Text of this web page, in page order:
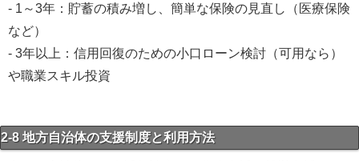
- 1～3年：貯蓄の積み増し、簡単な保険の見直し（医療保険
など）
- 3年以上：信用回復のための小口ローン検討（可用なら）
や職業スキル投資
2-8 地方自治体の支援制度と利用方法